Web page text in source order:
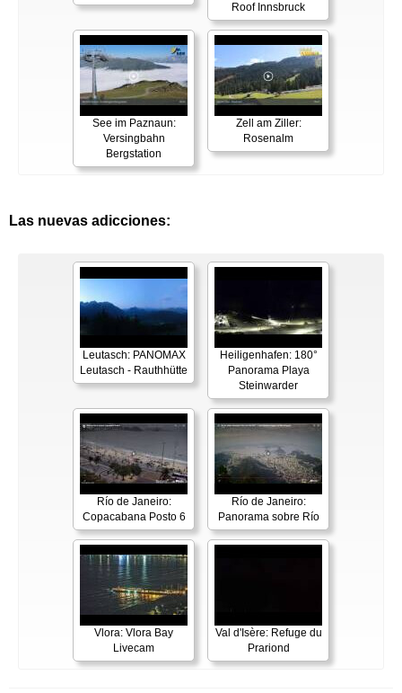
Roof Innsbruck
See im Paznaun:
Versingbahn
Bergstation
Zell am Ziller:
Rosenalm
Las nuevas adicciones:
Leutasch: PANOMAX
Leutasch - Rauthhütte
Heiligenhafen: 180°
Panorama Playa
Steinwarder
Río de Janeiro:
Copacabana Posto 6
Río de Janeiro:
Panorama sobre Río
Vlora: Vlora Bay
Livecam
Val d'Isère: Refuge du
Prariond